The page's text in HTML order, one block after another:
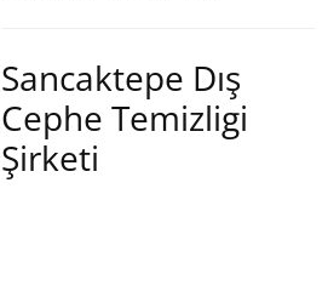
Sancaktepe Dış
Cephe Temizligi
Şirketi